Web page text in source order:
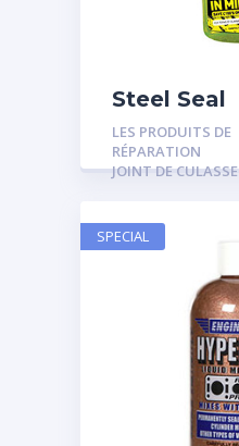
Steel Seal
LES PRODUITS DE
RÉPARATION
JOINT DE CULASSE
SPECIAL